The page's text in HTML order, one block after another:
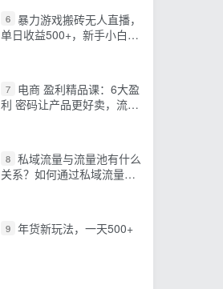
6 暴力游戏搬砖无人直播，
单日收益500+，新手小白也
7
电商 盈利精品课：6大盈
利 密码让产品更好卖，流量
8 私域流量与流量池有什么
关系？如何通过私域流量持
9 年货新玩法，一天500+